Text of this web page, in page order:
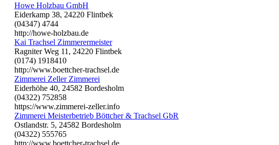
Howe Holzbau GmbH
Eiderkamp 38, 24220 Flintbek
(04347) 4744
http://howe-holzbau.de
Kai Trachsel Zimmerermeister
Ragniter Weg 11, 24220 Flintbek
(0174) 1918410
http://www.boettcher-trachsel.de
Zimmerei Zeller Zimmerei
Eiderhöhe 40, 24582 Bordesholm
(04322) 752858
https://www.zimmerei-zeller.info
Zimmerei Meisterbetrieb Böttcher & Trachsel GbR
Ostlandstr. 5, 24582 Bordesholm
(04322) 555765
http://www.boettcher-trachsel.de